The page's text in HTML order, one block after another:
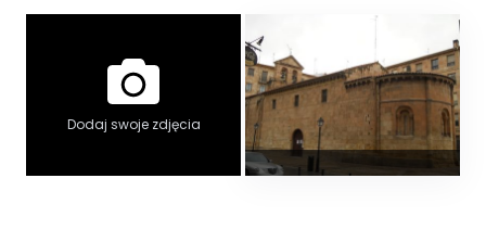
Dodaj swoje zdjęcia